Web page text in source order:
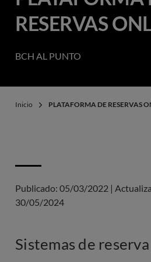
RESERVAS
BCH AL PUNTO
Inicio PLATAFORMA DE RESERVAS
Publicado: 05/03/2022 |
30/05/2024
Sistemas de